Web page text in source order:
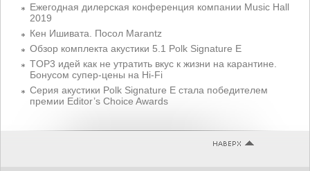
Ежегодная дилерская конференция компании Music Hall
2019
Кен Ишивата. Посол Marantz
Обзор комплекта акустики 5.1 Polk Signature E
TOP3 идей как не утратить вкус к жизни на карантине.
Бонусом супер-цены на Hi-Fi
Серия акустики Polk Signature E стала победителем
премии Editor’s Choice Awards